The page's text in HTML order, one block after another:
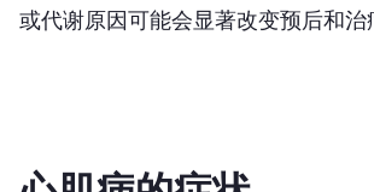
或代谢原因可能会显著改变预后和治